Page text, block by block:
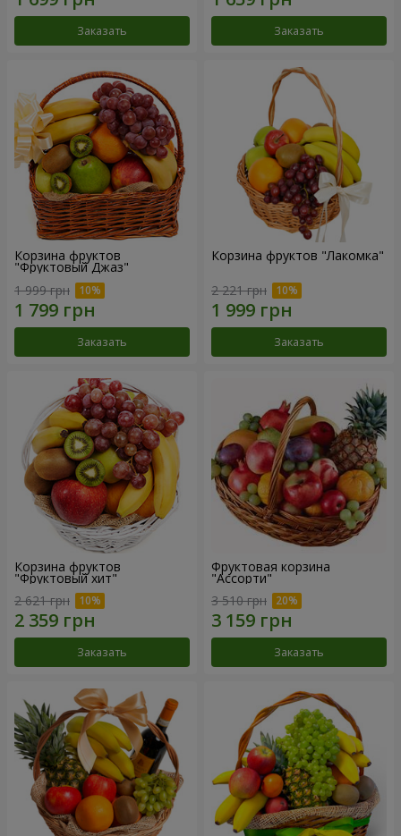
Заказать Заказать
Корзина фруктов
"Фруктовый Джаз"
1 999 грн
Заказать
Корзина фруктов "Лакомка"
2 221 грн
Заказать
Корзина фруктов
"Фруктовый хит"
2 621 грн
Заказать
Фруктовая корзина
"Ассорти"
3 510 грн
Заказать